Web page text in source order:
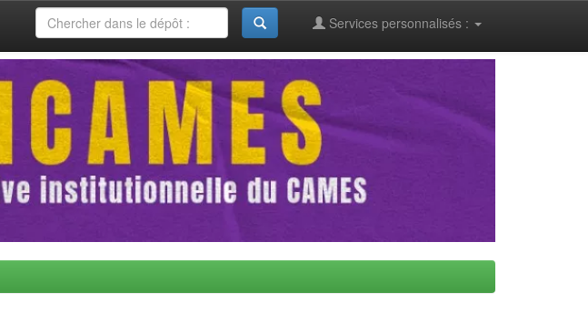
Services personnalisés :